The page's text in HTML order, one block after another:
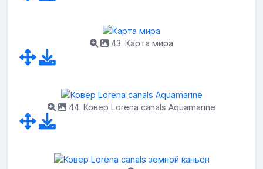
43. Карта мира
44. Ковер Lorena canals Aquamarine